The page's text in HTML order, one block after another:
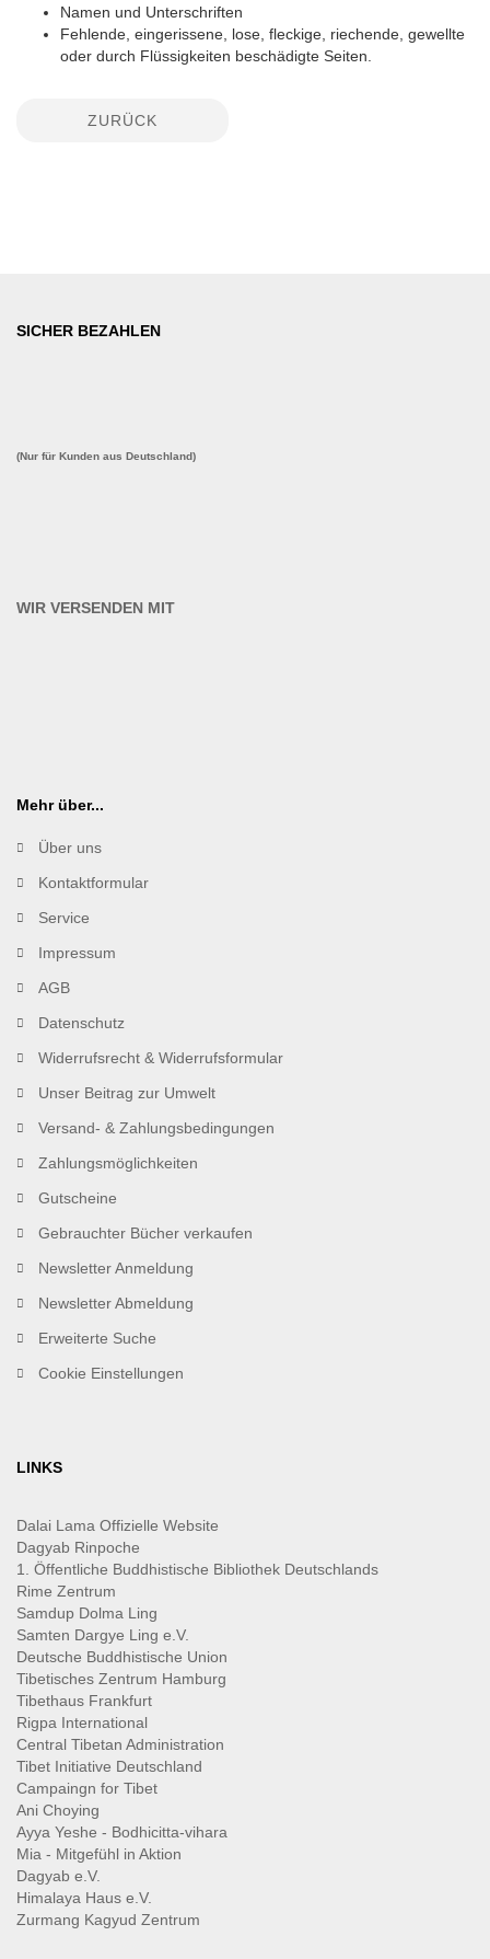
Namen und Unterschriften
Fehlende, eingerissene, lose, fleckige, riechende, gewellte
oder durch Flüssigkeiten beschädigte Seiten.
ZURÜCK
SICHER BEZAHLEN
(Nur für Kunden aus Deutschland)
WIR VERSENDEN MIT
Mehr über...
Über uns
Kontaktformular
Service
Impressum
AGB
Datenschutz
Widerrufsrecht & Widerrufsformular
Unser Beitrag zur Umwelt
Versand- & Zahlungsbedingungen
Zahlungsmöglichkeiten
Gutscheine
Gebrauchter Bücher verkaufen
Newsletter Anmeldung
Newsletter Abmeldung
Erweiterte Suche
Cookie Einstellungen
LINKS
Dalai Lama Offizielle Website
Dagyab Rinpoche
1. Öffentliche Buddhistische Bibliothek Deutschlands
Rime Zentrum
Samdup Dolma Ling
Samten Dargye Ling e.V.
Deutsche Buddhistische Union
Tibetisches Zentrum Hamburg
Tibethaus Frankfurt
Rigpa International
Central Tibetan Administration
Tibet Initiative Deutschland
Campaingn for Tibet
Ani Choying
Ayya Yeshe - Bodhicitta-vihara
Mia - Mitgefühl in Aktion
Dagyab e.V.
Himalaya Haus e.V.
Zurmang Kagyud Zentrum